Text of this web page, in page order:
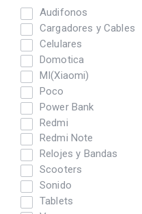
Audifonos
Cargadores y Cables
Celulares
Domotica
MI(Xiaomi)
Poco
Power Bank
Redmi
Redmi Note
Relojes y Bandas
Scooters
Sonido
Tablets